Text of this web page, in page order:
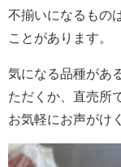
不揃いになるもの
ことがあります。
気になる品種があ
ただくか、直売所
お気軽にお声がけ